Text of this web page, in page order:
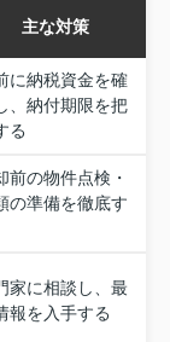
主な対策
に納税資金を確
、納付期限を把
る
前の物件点検・
の準備を徹底す
家に相談し、最
報を入手する